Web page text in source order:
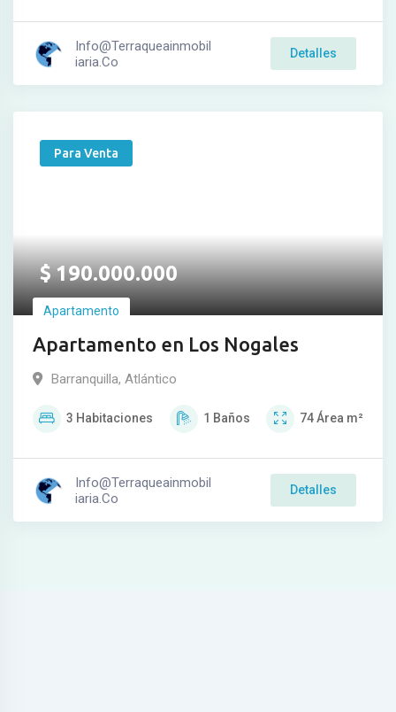
Info@terraqueainmobil
Iaria.co
Detalles
Para Venta
$190.000.000
Apartamento
Apartamento en Los Nogales
Barranquilla, Atlántico
3 Habitaciones 1 Baños 74Área m²
Info@terraqueainmobil
Iaria.co
Detalles